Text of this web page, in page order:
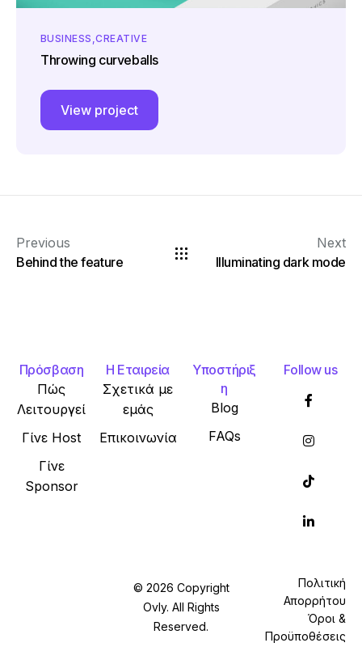
BUSINESS CREATIVE
Throwing curveballs
View project
Previous
Behind the feature
Next
Illuminating dark mode
Πρόσβαση
Πώς
Λειτουργεί
Γίνε Host
Γίνε
Sponsor
Η Εταιρεία
Σχετικά με
εμάς
Επικοινωνία
Υποστήριξ
η
Blog
FAQs
Follow us
© 2026 Copyright
Ovly. All Rights
Reserved.
Πολιτική
Απορρήτου
Όροι &
Προϋποθέσεις